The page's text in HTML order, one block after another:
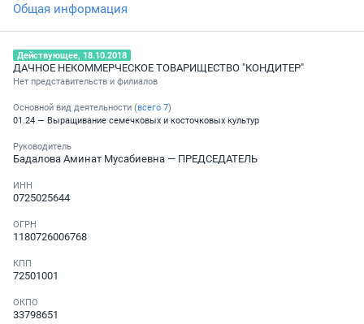
Общая информация
Действующее, 18.10.2018
ДАЧНОЕ НЕКОММЕРЧЕСКОЕ ТОВАРИЩЕСТВО "КОНДИТЕР"
Нет представительств и филиалов
Основной вид деятельности (всего 7)
01.24 — Выращивание семечковых и косточковых культур
Руководитель
Бадалова Аминат Мусабиевна — ПРЕДСЕДАТЕЛЬ
ИНН
0725025644
ОГРН
1180726006768
КПП
72501001
ОКПО
33798651